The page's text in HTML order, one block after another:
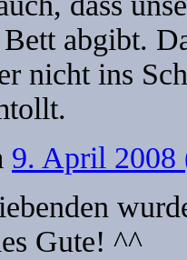
abgibt.
nicht ins
9. April 2008
Gute! ^^